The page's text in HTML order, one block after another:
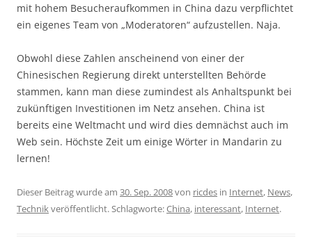
mit hohem Besucheraufkommen in China dazu verpflichtet
ein eigenes Team von „Moderatoren“ aufzustellen. Naja.
Obwohl diese Zahlen anscheinend von einer der
Chinesischen Regierung direkt unterstellten Behörde
stammen, kann man diese zumindest als Anhaltspunkt bei
zukünftigen Investitionen im Netz ansehen. China ist
bereits eine Weltmacht und wird dies demnächst auch im
Web sein. Höchste Zeit um einige Wörter in Mandarin zu
lernen!
Dieser Beitrag wurde am 30. Sep. 2008von ricdes in Internet, News,
Technikveröffentlicht. Schlagworte:China, interessant, Internet.